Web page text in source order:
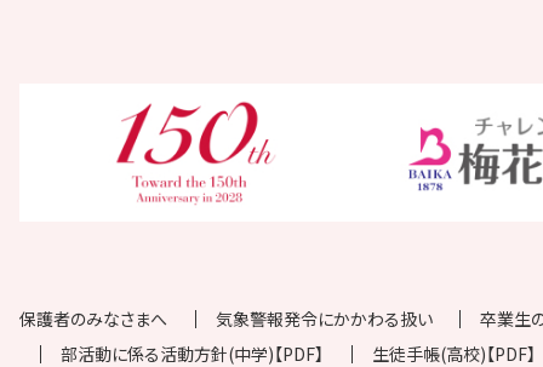
保護者のみなさまへ 気象警報発令にかかわる扱い
卒業生
部活動に係る活動方針(中学)【PDF】
生徒手帳(高校)【PDF】